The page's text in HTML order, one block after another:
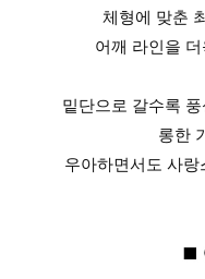
체형에 맞춘
어깨 라인을
밑단으로 갈수록
롱한